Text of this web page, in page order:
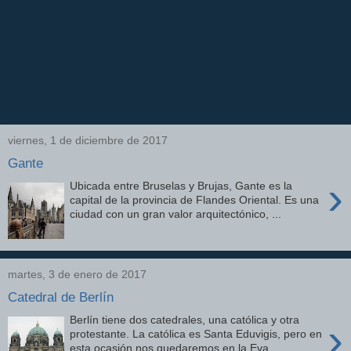
viernes, 1 de diciembre de 2017
Gante
›
Ubicada entre Bruselas y Brujas, Gante es la
capital de la provincia de Flandes Oriental. Es una
ciudad con un gran valor arquitectónico, ...
martes, 3 de enero de 2017
Catedral de Berlín
Berlín tiene dos catedrales, una católica y otra
protestante. La católica es Santa Eduvigis, pero en
esta ocasión nos quedaremos en la Eva...